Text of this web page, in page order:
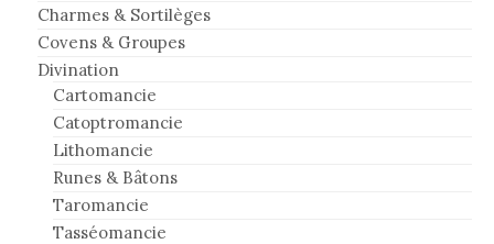
Charmes & Sortilèges
Covens & Groupes
Divination
Cartomancie
Catoptromancie
Lithomancie
Runes & Bâtons
Taromancie
Tasséomancie